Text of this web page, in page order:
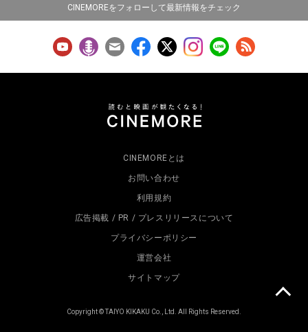
CINEMOREをフォローして最新情報をチェック
CINEMOREとは
お問い合わせ
利用規約
広告掲載 / PR / プレスリリースについて
プライバシーポリシー
運営会社
サイトマップ
Copyright © TAIYO KIKAKU Co., Ltd. All Rights Reserved.